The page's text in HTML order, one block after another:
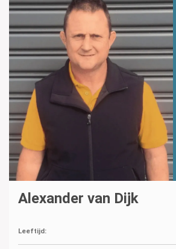
Alexander van Dijk
Leeftijd: